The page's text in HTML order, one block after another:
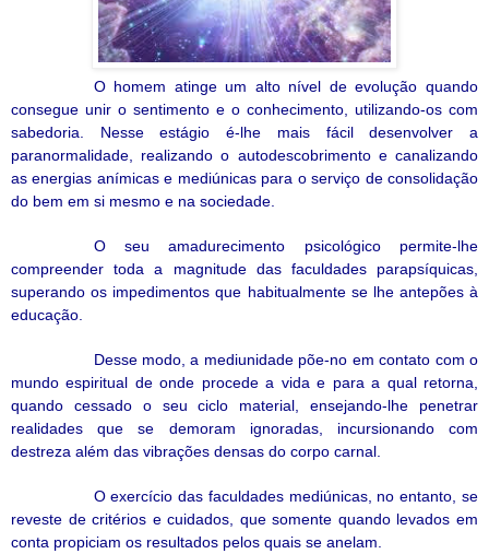
O homem atinge um alto nível de evolução quando
consegue unir o sentimento e o conhecimento, utilizando-os com
sabedoria. Nesse estágio é-lhe mais fácil desenvolver a
paranormalidade, realizando o autodescobrimento e canalizando
as energias anímicas e mediúnicas para o serviço de consolidação
do bem em si mesmo e na sociedade.
O seu amadurecimento psicológico permite-lhe
compreender toda a magnitude das faculdades parapsíquicas,
superando os impedimentos que habitualmente se lhe antepões à
educação.
Desse modo, a mediunidade põe-no em contato com o
mundo espiritual de onde procede a vida e para a qual retorna,
quando cessado o seu ciclo material, ensejando-lhe penetrar
realidades que se demoram ignoradas, incursionando com
destreza além das vibrações densas do corpo carnal.
O exercício das faculdades mediúnicas, no entanto, se
reveste de critérios e cuidados, que somente quando levados em
conta propiciam os resultados pelos quais se anelam.